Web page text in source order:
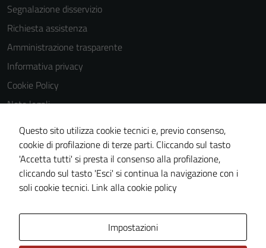
Segnalazione disservizio
Richiesta assistenza
Amministrazione trasparente
Informativa privacy
Cookie Policy
Note legali
Obiettivi di accessibilità
Dichiarazione di accessibilità
Piano di miglioramento del sito
Whistleblowing
Media policy
Questo sito utilizza cookie tecnici e, previo consenso,
cookie di profilazione di terze parti. Cliccando sul tasto
'Accetta tutti' si presta il consenso alla profilazione,
cliccando sul tasto 'Esci' si continua la navigazione con i
soli cookie tecnici. Link alla cookie policy
Impostazioni
cookies può
navigazione e
la fruizione
delle
funzionalità
del sito.
Experience